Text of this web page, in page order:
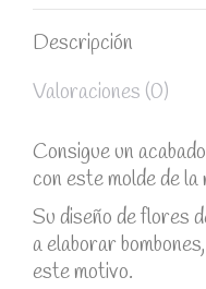
Descripción
Valoraciones (0)
Consigue un
con este molde de
Su diseño de flores
a elaborar
este motivo.